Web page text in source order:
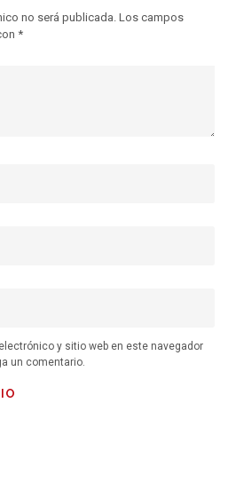
no será publicada. Los campos
*
y sitio web en este navegador
un comentario.